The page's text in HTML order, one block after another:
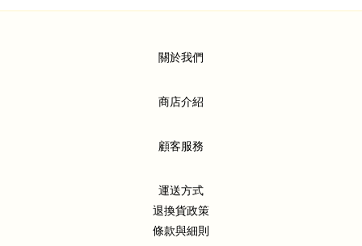
關於我們
商店介紹
顧客服務
運送方式
退換貨政策
條款與細則